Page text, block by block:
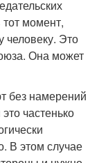
тот момент,
человеку. Это
Она может
без намерений
частенько
В этом случае